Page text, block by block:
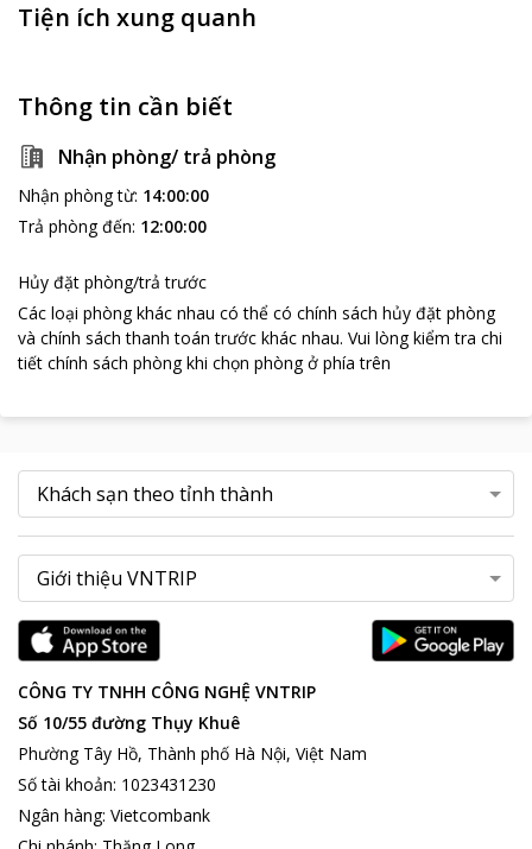
Tiện ích xung quanh
Thông tin cần biết
Nhận phòng/ trả phòng
Nhận phòng từ: 14:00:00
Trả phòng đến: 12:00:00
Hủy đặt phòng/trả trước
Các loại phòng khác nhau có thể có chính sách hủy đặt phòng
và chính sách thanh toán trước khác nhau. Vui lòng kiểm tra chi
tiết chính sách phòng khi chọn phòng ở phía trên
CÔNG TY TNHH CÔNG NGHỆ VNTRIP
Số 10/55 đường Thụy Khuê
Phường Tây Hồ, Thành phố Hà Nội, Việt Nam
Số tài khoản: 1023431230
Ngân hàng: Vietcombank